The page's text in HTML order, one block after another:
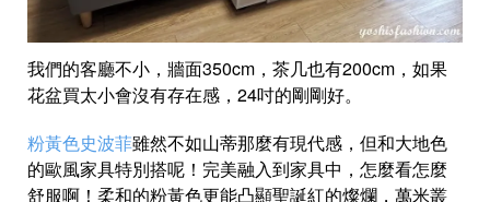
我們的客廳不小，牆面350cm，茶几也有200cm，如果
花盆買太小會沒有存在感，24吋的剛剛好。
粉黃色史波菲雖然不如山蒂那麼有現代感，但和大地色
的歐風家具特別搭呢！完美融入到家具中，怎麼看怎麼
舒服啊！柔和的粉黃色更能凸顯聖誕紅的燦爛，萬米叢